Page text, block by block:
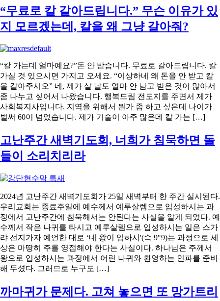
“무료로 칼 갈아드립니다.” 무슨 이유가 있
지 모르겠는데, 칼을 왜 그냥 갈아줘?
“칼 가는데 얼마예요?”돈 안 받습니다. 무료로 갈아드립니다. 칼
가실 것 있으시면 가지고 오세요. “이상하네 왜 돈을 안 받고 칼
을 갈아주시오” 네, 제가 살 날도 얼마 안 남고 받은 것이 많아서
좀 나누고 싶어서 나왔습니다. 행복드림 전도지를 주면서 제가
사회복지사입니다. 지역을 위해서 뭔가 좀 하고 싶은데 나이가
벌써 60이 넘었습니다. 제가 기술이 아주 많은데 칼 가는 […]
고난주간 새벽기도회, 너희가 침묵하면 돌
들이 소리치리라
2024년 고난주간 새벽기도회가 25일 새벽부터 한 주간 실시된다.
우리교회는 종료주일에 예수께서 예루살렘으로 입성하시는 과
정에서 고난주간에 침묵해서는 안된다는 사실을 알게 되었다. 예
수께서 작은 나귀를 타시고 예루살렘으로 입성하시는 일은 스가
랴 선지가자 예언한 대로 ‘네 왕이 임하시'(슥 9″9)는 과정으로 세
상은 마땅히 주를 영접해야 한다는 사실이다. 하나님은 주께서
왕으로 입성하시는 과정에서 어린 나귀와 환영하는 인파를 준비
해 두셨다. 그러므로 누구도 […]
까마귀가 문제다. 고쳐 놓으면 또 망가트리